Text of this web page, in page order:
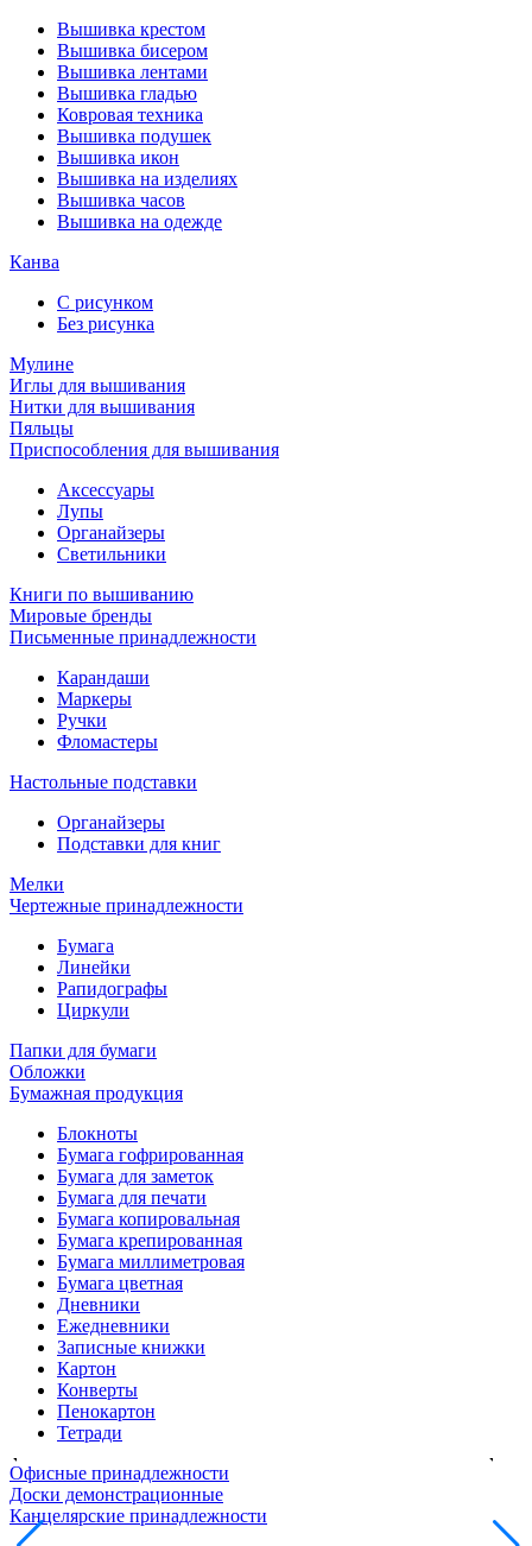
Вышивка крестом
Вышивка бисером
Вышивка лентами
Вышивка гладью
Ковровая техника
Вышивка подушек
Вышивка икон
Вышивка на изделиях
Вышивка часов
Вышивка на одежде
Канва
С рисунком
Без рисунка
Мулине
Иглы для вышивания
Нитки для вышивания
Пяльцы
Приспособления для вышивания
Аксессуары
Лупы
Органайзеры
Светильники
Книги по вышиванию
Мировые бренды
Письменные принадлежности
Карандаши
Маркеры
Ручки
Фломастеры
Настольные подставки
Органайзеры
Подставки для книг
Мелки
Чертежные принадлежности
Бумага
Линейки
Рапидографы
Циркули
Папки для бумаги
Обложки
Бумажная продукция
Блокноты
Бумага гофрированная
Бумага для заметок
Бумага для печати
Бумага копировальная
Бумага крепированная
Бумага миллиметровая
Бумага цветная
Дневники
Ежедневники
Записные книжки
Картон
Конверты
Пенокартон
Тетради
Офисные принадлежности
Доски демонстрационные
Канцелярские принадлежности